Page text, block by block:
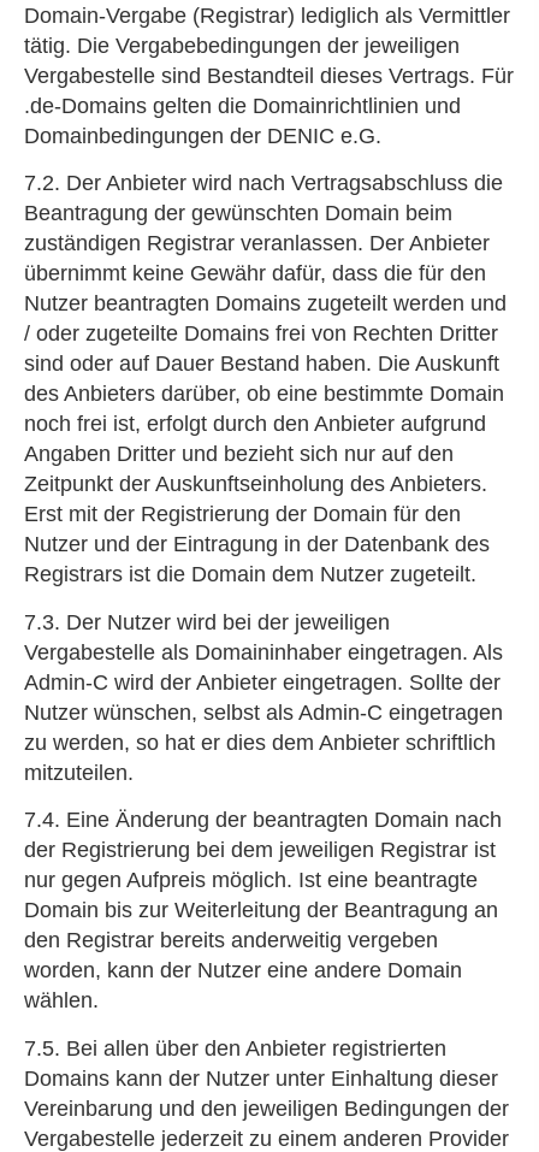
Domain-Vergabe (Registrar) lediglich als Vermittler
tätig. Die Vergabebedingungen der jeweiligen
Vergabestelle sind Bestandteil dieses Vertrags. Für
.de-Domains gelten die Domainrichtlinien und
Domainbedingungen der DENIC e.G.
7.2. Der Anbieter wird nach Vertragsabschluss die
Beantragung der gewünschten Domain beim
zuständigen Registrar veranlassen. Der Anbieter
übernimmt keine Gewähr dafür, dass die für den
Nutzer beantragten Domains zugeteilt werden und
/ oder zugeteilte Domains frei von Rechten Dritter
sind oder auf Dauer Bestand haben. Die Auskunft
des Anbieters darüber, ob eine bestimmte Domain
noch frei ist, erfolgt durch den Anbieter aufgrund
Angaben Dritter und bezieht sich nur auf den
Zeitpunkt der Auskunftseinholung des Anbieters.
Erst mit der Registrierung der Domain für den
Nutzer und der Eintragung in der Datenbank des
Registrars ist die Domain dem Nutzer zugeteilt.
7.3. Der Nutzer wird bei der jeweiligen
Vergabestelle als Domaininhaber eingetragen. Als
Admin-C wird der Anbieter eingetragen. Sollte der
Nutzer wünschen, selbst als Admin-C eingetragen
zu werden, so hat er dies dem Anbieter schriftlich
mitzuteilen.
7.4. Eine Änderung der beantragten Domain nach
der Registrierung bei dem jeweiligen Registrar ist
nur gegen Aufpreis möglich. Ist eine beantragte
Domain bis zur Weiterleitung der Beantragung an
den Registrar bereits anderweitig vergeben
worden, kann der Nutzer eine andere Domain
wählen.
7.5. Bei allen über den Anbieter registrierten
Domains kann der Nutzer unter Einhaltung dieser
Vereinbarung und den jeweiligen Bedingungen der
Vergabestelle jederzeit zu einem anderen Provider